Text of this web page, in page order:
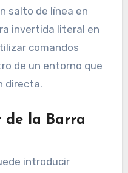
salto de línea en
invertida literal en
comandos
de un entorno que
directa.
de la Barra
introducir